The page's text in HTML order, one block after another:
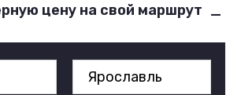
цену на свой маршрут